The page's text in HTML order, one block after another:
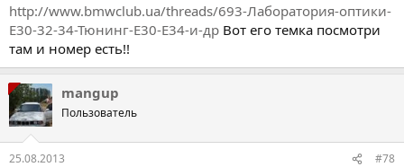
http://www.bmwclub.ua/threads/693-Лаборатория-оптики-
Е30-32-34-Тюнинг-Е30-Е34-и-др Вот его темка посмотри
там и номер есть!!
mangup
Пользователь
25.08.2013 #78